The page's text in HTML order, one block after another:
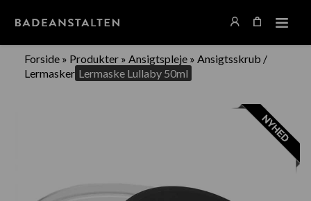
Forside » Produkter »Ansigtspleje »Ansigtsskrub /
Lermasker Lermaske Lullaby 50ml